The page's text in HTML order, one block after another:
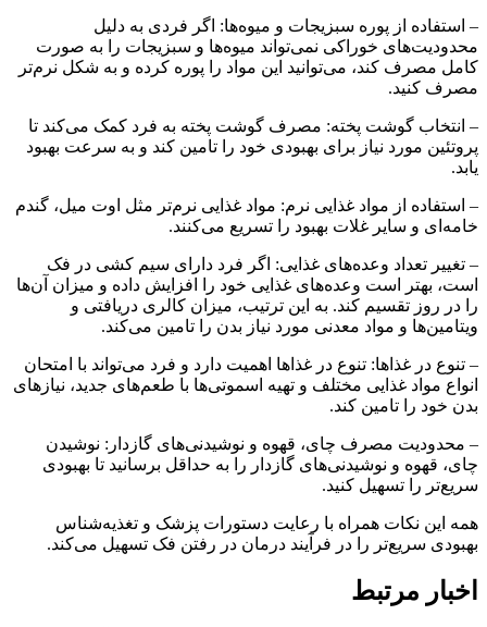
– استفاده از پوره سبزیجات و میوه‌ها: اگر فردی به دلیل
محدودیت‌های خوراکی نمی‌تواند میوه‌ها و سبزیجات را به صورت
کامل مصرف کند، می‌توانید این مواد را پوره کرده و به شکل نرم‌تر
مصرف کنید.
– انتخاب گوشت پخته: مصرف گوشت پخته به فرد کمک می‌کند تا
پروتئین مورد نیاز برای بهبودی خود را تامین کند و به سرعت بهبود
یابد.
– استفاده از مواد غذایی نرم: مواد غذایی نرم‌تر مثل اوت میل، گندم
خامه‌ای و سایر غلات بهبود را تسریع می‌کنند.
– تغییر تعداد وعده‌های غذایی: اگر فرد دارای سیم کشی در فک
است، بهتر است وعده‌های غذایی خود را افزایش داده و میزان آن‌ها
را در روز تقسیم کند. به این ترتیب، میزان کالری دریافتی و
ویتامین‌ها و مواد معدنی مورد نیاز بدن را تامین می‌کند.
– تنوع در غذاها: تنوع در غذاها اهمیت دارد و فرد می‌تواند با امتحان
انواع مواد غذایی مختلف و تهیه اسموتی‌ها با طعم‌های جدید، نیازهای
بدن خود را تامین کند.
– محدودیت مصرف چای، قهوه و نوشیدنی‌های گازدار: نوشیدن
چای، قهوه و نوشیدنی‌های گازدار را به حداقل برسانید تا بهبودی
سریع‌تر را تسهیل کنید.
همه این نکات همراه با رعایت دستورات پزشک و تغذیه‌شناس
بهبودی سریع‌تر را در فرآیند درمان در رفتن فک تسهیل می‌کند.
اخبار مرتبط